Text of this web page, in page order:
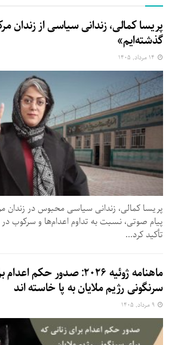
پریسا کمالی، زندانی سیاسی از زندان
گذشته‌ایم»
پریسا کمالی، زندانی سیاسی محبوس در زندان
پیام صوتی، نسبت به تداوم اعدام‌ها و سرکوب
تأکید کرد...
ماهنامه ژوئیه ۲۰۲۶: صدور
سرنگونی رژیم ملایان به پا خاسته اند